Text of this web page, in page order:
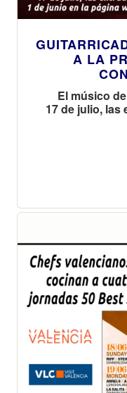
A LA
El músico
17 de julio, las